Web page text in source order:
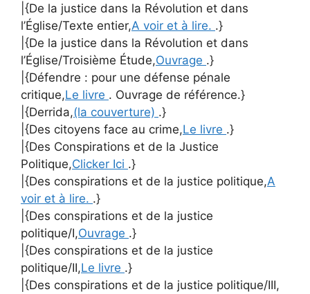
|{De la justice dans la Révolution et dans
l’Église/Texte entier,A voir et à lire. .}
|{De la justice dans la Révolution et dans
l’Église/Troisième Étude,Ouvrage .}
|{Défendre : pour une défense pénale
critique,Le livre . Ouvrage de référence.}
|{Derrida,(la couverture) .}
|{Des citoyens face au crime,Le livre .}
|{Des Conspirations et de la Justice
Politique,Clicker Ici .}
|{Des conspirations et de la justice politique,A
voir et à lire. .}
|{Des conspirations et de la justice
politique/I,Ouvrage .}
|{Des conspirations et de la justice
politique/II,Le livre .}
|{Des conspirations et de la justice politique/III,